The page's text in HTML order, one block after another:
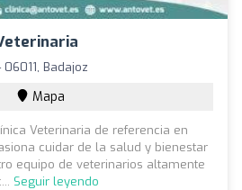
06011, Badajoz
Mapa
Veterinaria de referencia en
cuidar de la salud y bienestar
equipo de veterinarios altamente
Seguir leyendo